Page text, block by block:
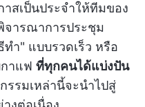
สเป็นประจำให้ทีมของ
จารณาการประชุม
ำ" แบบรวดเร็ว หรือ
าแฟ ที่ทุกคนได้แบ่งปัน
รรมเหล่านี้จะนำไปสู่